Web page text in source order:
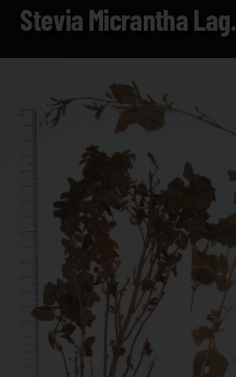
Stevia Micrantha Lag.